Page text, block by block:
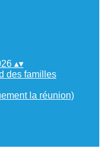
▴▾
des familles
la réunion)